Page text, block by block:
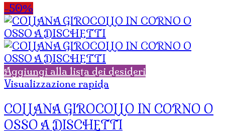
-50%
Aggiungi alla lista dei desideri
Visualizzazione rapida
COLLANA GIROCOLLO IN CORNO O
OSSO A DISCHETTI